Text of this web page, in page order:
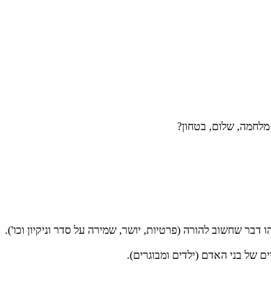
שלום, בטחון?
שחשוב להורה (פרטיות, יושר, שמירה על סדר וניקיון וכו').
של בני האדם (ילדים ומבוגרים).